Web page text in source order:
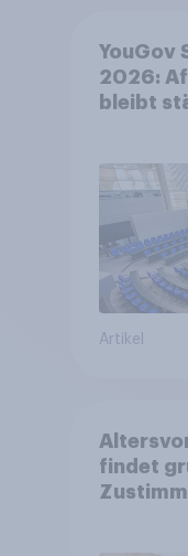
YouGov
2026:
bleibt
Artikel
findet